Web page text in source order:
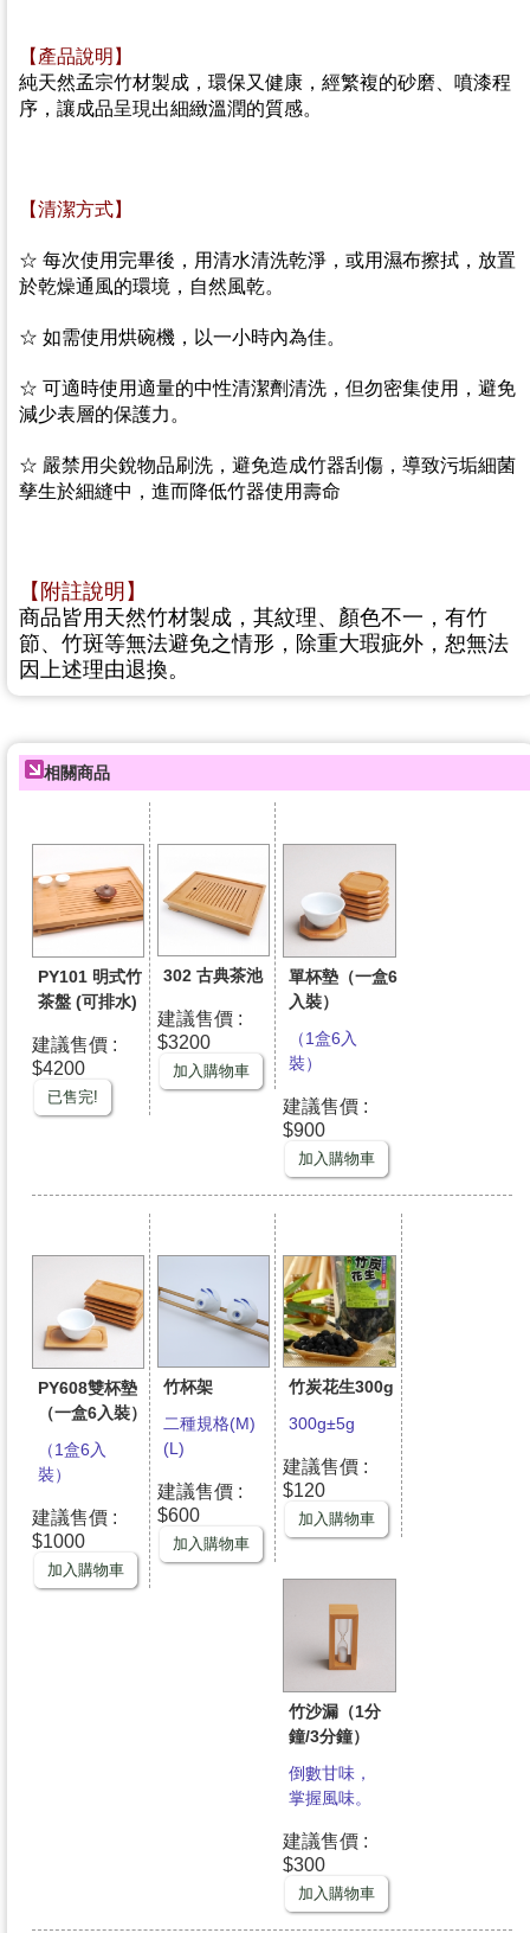
【產品說明】
純天然孟宗竹材製成，環保又健康，經繁複的砂磨、噴漆程
序，讓成品呈現出細緻溫潤的質感。
【清潔方式】
☆ 每次使用完畢後，用清水清洗乾淨，或用濕布擦拭， 放置
於乾燥通風的環境，自然風乾。
☆ 如需使用烘碗機，以一小時內為佳。
☆ 可適時使用適量的中性清潔劑清洗，但勿密集使用，避免
減少表層的保護力。
☆ 嚴禁用尖銳物品刷洗，避免造成竹器刮傷，導致污垢細菌
孳生於細縫中，進而降低竹器使用壽命
【附註說明】
商品皆用天然竹材製成，其紋理、顏色不一，有竹
節、竹斑等無法避免之情形，除重大瑕疵外，恕無法
因上述理由退換。
相關商品
PY101 明式竹
茶盤 (可排水)
建議售價 :
$4200
已售完!
302 古典茶池
建議售價 :
$3200
加入購物車
單杯墊（一盒6
入裝）
（1盒6入
裝）
建議售價 :
$900
加入購物車
PY608雙杯墊
（一盒6入裝）
（1盒6入
裝）
建議售價 :
$1000
加入購物車
竹杯架
二種規格(M)
(L)
建議售價 :
$600
加入購物車
竹炭花生300g
300g±5g
建議售價 :
$120
加入購物車
竹沙漏（1分
鐘/3分鐘）
倒數甘味，
掌握風味。
建議售價 :
$300
加入購物車